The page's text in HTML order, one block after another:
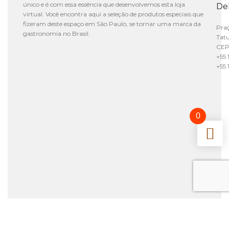
único e é com essa essência que desenvolvemos esta loja
virtual. Você encontra aqui a seleção de produtos especiais que
fizeram deste espaço em São Paulo, se tornar uma marca da
gastronomia no Brasil.
+55
+55
0